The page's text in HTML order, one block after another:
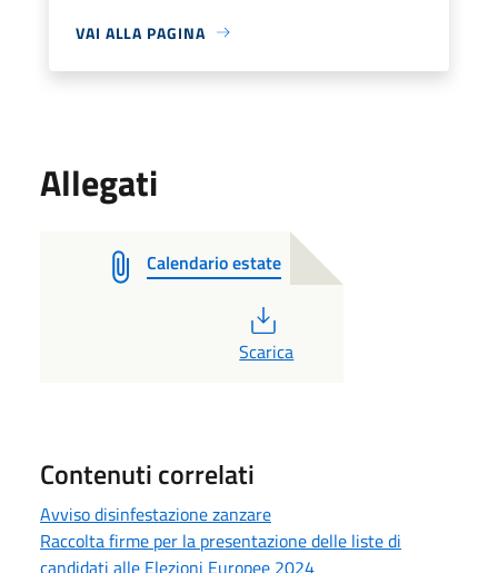
VAI ALLA PAGINA
Allegati
Calendario estate
Scarica
Contenuti correlati
Avviso disinfestazione zanzare
Raccolta firme per la presentazione delle liste di
candidati alle Elezioni Europee 2024 _